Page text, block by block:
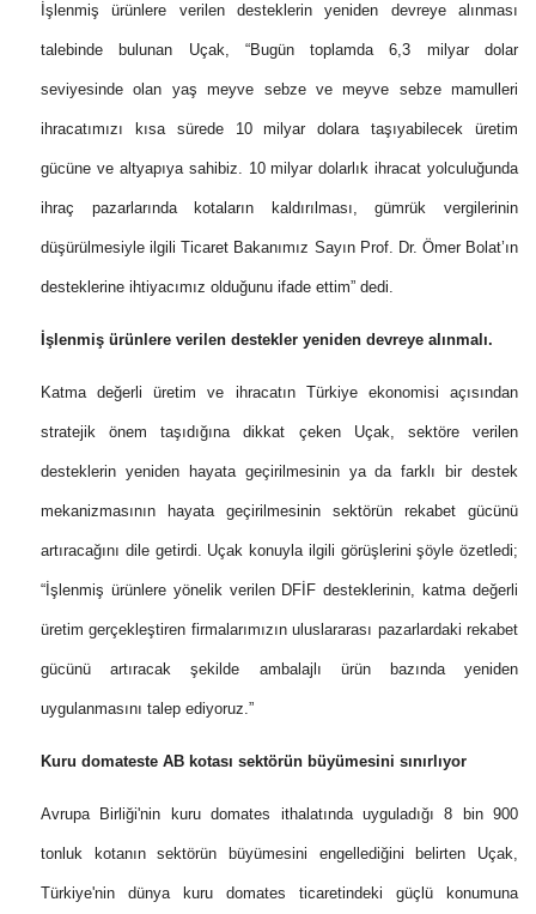
İşlenmiş ürünlere verilen desteklerin yeniden devreye alınması
talebinde bulunan Uçak, “Bugün toplamda 6,3 milyar dolar
seviyesinde olan yaş meyve sebze ve meyve sebze mamulleri
ihracatımızı kısa sürede 10 milyar dolara taşıyabilecek üretim
gücüne ve altyapıya sahibiz. 10 milyar dolarlık ihracat yolculuğunda
ihraç pazarlarında kotaların kaldırılması, gümrük vergilerinin
düşürülmesiyle ilgili Ticaret Bakanımız Sayın Prof. Dr. Ömer Bolat’ın
desteklerine ihtiyacımız olduğunu ifade ettim” dedi.
İşlenmiş ürünlere verilen destekler yeniden devreye alınmalı.
Katma değerli üretim ve ihracatın Türkiye ekonomisi açısından
stratejik önem taşıdığına dikkat çeken Uçak, sektöre verilen
desteklerin yeniden hayata geçirilmesinin ya da farklı bir destek
mekanizmasının hayata geçirilmesinin sektörün rekabet gücünü
artıracağını dile getirdi. Uçak konuyla ilgili görüşlerini şöyle özetledi;
“İşlenmiş ürünlere yönelik verilen DFİF desteklerinin, katma değerli
üretim gerçekleştiren firmalarımızın uluslararası pazarlardaki rekabet
gücünü artıracak şekilde ambalajlı ürün bazında yeniden
uygulanmasını talep ediyoruz.”
Kuru domateste AB kotası sektörün büyümesini sınırlıyor
Avrupa Birliği'nin kuru domates ithalatında uyguladığı 8 bin 900
tonluk kotanın sektörün büyümesini engellediğini belirten Uçak,
Türkiye'nin dünya kuru domates ticaretindeki güçlü konumuna